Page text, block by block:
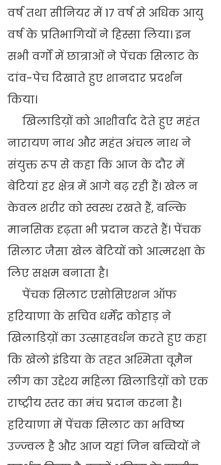
वर्ष तथा सीनियर में 17 वर्ष से अधिक आयु
वर्ष के प्रतिभागियों ने हिस्सा लिया। इन
सभी वर्गों में छात्राओं ने पेंचक सिलाट के
दांव-पेच दिखाते हुए शानदार प्रदर्शन
किया।
खिलाडिय़ों को आशीर्वाद देते हुए महंत
नारायण नाथ और महंत अंचल नाथ ने
संयुक्त रूप से कहा कि आज के दौर में
बेटियां हर क्षेत्र में आगे बढ़ रही हैं। खेल न
केवल शरीर को स्वस्थ रखते हैं, बल्कि
मानसिक दृढ़ता भी प्रदान करते हैं। पेंचक
सिलाट जैसा खेल बेटियों को आत्मरक्षा के
लिए सक्षम बनाता है।
पेंचक सिलाट एसोसिएशन ऑफ
हरियाणा के सचिव धर्मेंद्र कोहाड़ ने
खिलाडिय़ों का उत्साहवर्धन करते हुए कहा
कि खेलो इंडिया के तहत अश्मिता वूमैन
लीग का उद्देश्य महिला खिलाडिय़ों को एक
राष्ट्रीय स्तर का मंच प्रदान करना है।
हरियाणा में पेंचक सिलाट का भविष्य
उज्ज्वल है और आज यहां जिन बच्चियों ने